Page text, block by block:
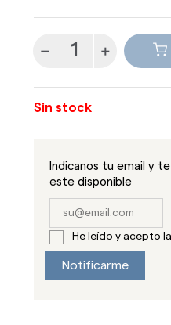
Sin stock
Indicanos tu email y
este disponible
He leído y acepto la
Notificarme